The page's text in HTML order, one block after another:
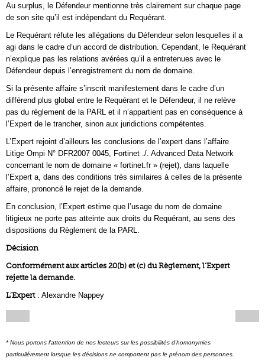
Au surplus, le Défendeur mentionne très clairement sur chaque page
de son site qu’il est indépendant du Requérant.
Le Requérant réfute les allégations du Défendeur selon lesquelles il a
agi dans le cadre d’un accord de distribution. Cependant, le Requérant
n’explique pas les relations avérées qu’il a entretenues avec le
Défendeur depuis l’enregistrement du nom de domaine.
Si la présente affaire s’inscrit manifestement dans le cadre d’un
différend plus global entre le Requérant et le Défendeur, il ne relève
pas du règlement de la PARL et il n’appartient pas en conséquence à
l’Expert de le trancher, sinon aux juridictions compétentes.
L’Expert rejoint d’ailleurs les conclusions de l’expert dans l’affaire
Litige Ompi N° DFR2007 0045, Fortinet ./. Advanced Data Network
concernant le nom de domaine « fortinet.fr » (rejet), dans laquelle
l’Expert a, dans des conditions très similaires à celles de la présente
affaire, prononcé le rejet de la demande.
En conclusion, l’Expert estime que l’usage du nom de domaine
litigieux ne porte pas atteinte aux droits du Requérant, au sens des
dispositions du Règlement de la PARL.
Décision
Conformément aux articles 20(b) et (c) du Règlement, l’Expert
rejette la demande.
L’Expert: Alexandre Nappey
* Nous portons l'attention de nos lecteurs sur les possibilités d'homonymies
particuliérement lorsque les décisions ne comportent pas le prénom des personnes.